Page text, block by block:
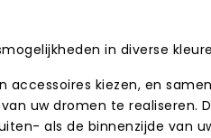
in diverse
kiezen, en
uw dromen te realiseren.
als de binnenzijde van